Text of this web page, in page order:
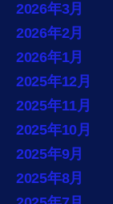
2026年3月
2026年2月
2026年1月
2025年12月
2025年11月
2025年10月
2025年9月
2025年8月